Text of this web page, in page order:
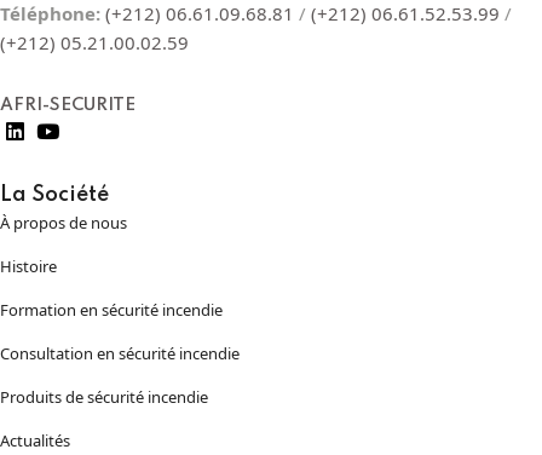
Téléphone: (+212) 06.61.09.68.81 / (+212) 06.61.52.53.99 /
(+212) 05.21.00.02.59
AFRI-SECURITE
La Société
À propos de nous
Histoire
Formation en sécurité incendie
Consultation en sécurité incendie
Produits de sécurité incendie
Actualités